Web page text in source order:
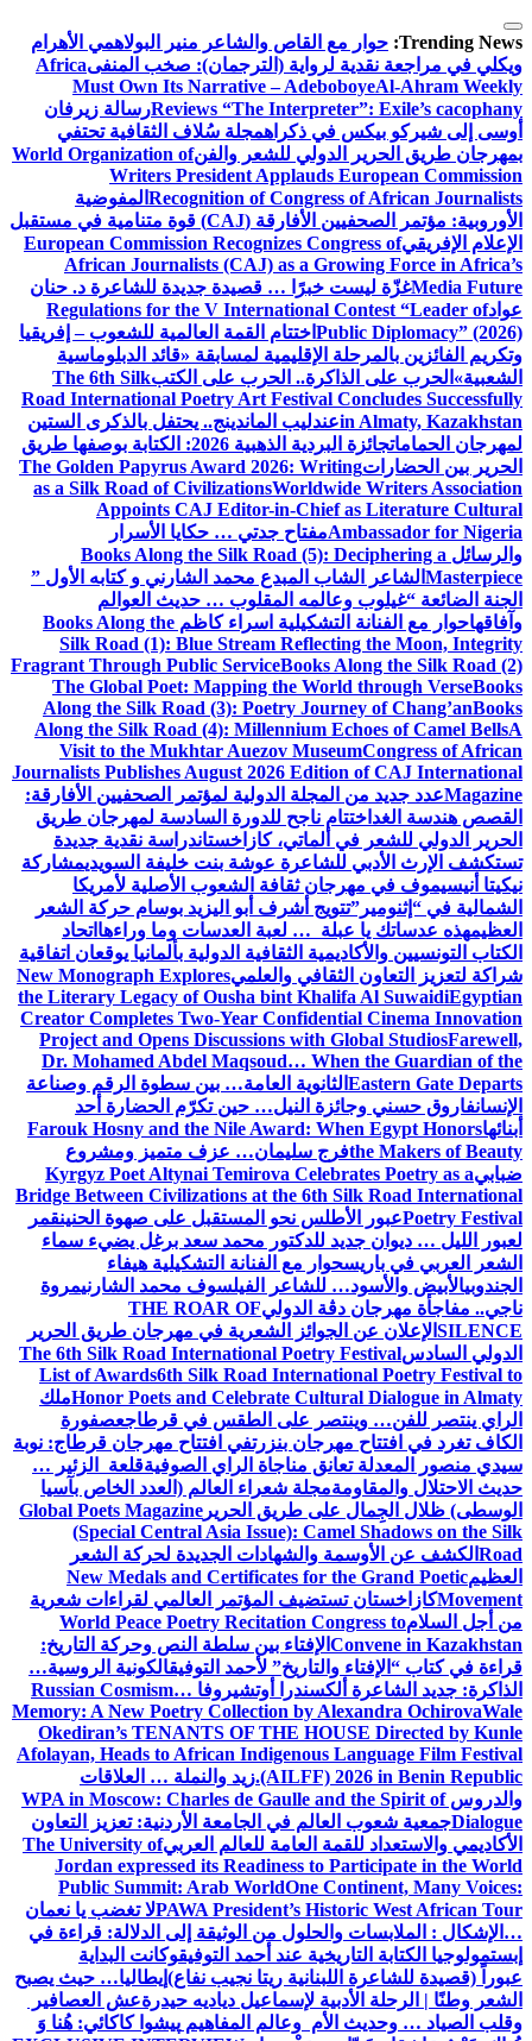
التجاوز
إلى
المحتوى
Trending News: حوار مع القاص والشاعر منير البولاهمي الأهرام
ويكلي في مراجعة نقدية لرواية (الترجمان): صخب المنفىAfrica
Must Own Its Narrative – AdeboboyeAl-Ahram Weekly
Reviews “The Interpreter”: Exile’s cacophanyرسالة زيرفان
أوسى إلى شيركو بيكس في ذكراهمجلة سُلاف الثقافية تحتفي
بمهرجان طريق الحرير الدولي للشعر والفنWorld Organization of
Writers President Applauds European Commission
Recognition of Congress of African Journalists المفوضية
الأوروبية: مؤتمر الصحفيين الأفارقة (CAJ) قوة متنامية في مستقبل
الإعلام الإفريقيEuropean Commission Recognizes Congress of
African Journalists (CAJ) as a Growing Force in Africa’s
Media Futureغزّة ليست خبرًا … قصيدة جديدة للشاعرة د. حنان
عوادRegulations for the V International Contest “Leader of
Public Diplomacy” (2026) اختتام القمة العالمية للشعوب – إفريقيا
وتكريم الفائزين بالمرحلة الإقليمية لمسابقة «قائد الدبلوماسية
الشعبية» الحرب على الذاكرة.. الحرب على الكتبThe 6th Silk
Road International Poetry Art Festival Concludes Successfully
in Almaty, Kazakhstanعندليب الماندينج.. يحتفل بالذكرى الستين
لمهرجان الحمامات
جائزة البردية الذهبية 2026: الكتابة بوصفها طريق
الحرير بين الحضاراتThe Golden Papyrus Award 2026: Writing
as a Silk Road of CivilizationsWorldwide Writers Association
Appoints CAJ Editor-in-Chief as Literature Cultural
Ambassador for Nigeriaمفتاح جدتي … حكايا الأسرار
والرسائل Books Along the Silk Road (5): Deciphering a
Masterpiece الشاعر الشاب المبدع محمد الشارني و كتابه الأول ”
الجنة الضائعة “غيلوب وعالمه المقلوب … حديث العوالم
وآفاقهاحوار مع الفنانة التشكيلية اسراء كاظم Books Along the
Silk Road (1): Blue Stream Reflecting the Moon, Integrity
Fragrant Through Public ServiceBooks Along the Silk Road (2)
The Global Poet: Mapping the World through VerseBooks
Along the Silk Road (3): Poetry Journey of Chang’anBooks
Along the Silk Road (4): Millennium Echoes of Camel BellsA
Visit to the Mukhtar Auezov MuseumCongress of African
Journalists Publishes August 2026 Edition of CAJ International
Magazineعدد جديد من المجلة الدولية لمؤتمر الصحفيين الأفارقة:
القصص هندسة الغد اختتام ناجح للدورة السادسة لمهرجان طريق
الحرير الدولي للشعر في ألماتي، كازاخستاندراسة نقدية جديدة
تستكشف الإرث الأدبي للشاعرة عوشة بنت خليفة السويديمشاركة
نيكيتا أنيسيموف في مهرجان ثقافة الشعوب الأصلية لأمريكا
الشمالية في “إثنومير”تتويج أشرف أبو اليزيد بوسام حركة الشعر
العظيمهذه عدساتك يا عبلة … لعبة العدسات وما وراءها اتحاد
الكتاب التونسيين والأكاديمية الثقافية الدولية بألمانيا يوقعان اتفاقية
شراكة لتعزيز التعاون الثقافي والعلميNew Monograph Explores
the Literary Legacy of Ousha bint Khalifa Al SuwaidiEgyptian
Creator Completes Two-Year Confidential Cinema Innovation
Project and Opens Discussions with Global StudiosFarewell,
Dr. Mohamed Abdel Maqsoud… When the Guardian of the
Eastern Gate Departs الثانوية العامة… بين سطوة الرقم وصناعة
الإنسانفاروق حسني وجائزة النيل… حين تكرّم الحضارة أحد
أبنائهاFarouk Hosny and the Nile Award: When Egypt Honors
the Makers of Beautyفرج سليمان… عزف متميز ومشروع
ضبابيKyrgyz Poet Altynai Temirova Celebrates Poetry as a
Bridge Between Civilizations at the 6th Silk Road International
Poetry Festivalعبور الأطلس نحو المستقبل على صهوة الحنينقمر
لعبور الليل … ديوان جديد للدكتور محمد سعد برغل يضيء سماء
الشعر العربي في باريسحوار مع الفنانة التشكيلية هيفاء
الجندوبيالأبيض والأسود… للشاعر الفيلسوف محمد الشارنيمروة
ناجي.. مفاجأة مهرجان دڨة الدوليTHE ROAR OF
SILENCE الإعلان عن الجوائز الشعرية في مهرجان طريق الحرير
الدولي السادسThe 6th Silk Road International Poetry Festival
List of Awards6th Silk Road International Poetry Festival to
Honor Poets and Celebrate Cultural Dialogue in Almatyملك
الراي ينتصر للفن… وينتصر على الطقس في قرطاجعصفورة
الكاف تغرد في افتتاح مهرجان بنزرتفي افتتاح مهرجان قرطاج: نوبة
سيدي منصور المعدلة تعانق مناجاة الراي الصوفيةقلعة الزئير …
حديث الاحتلال والمقاومةمجلة شعراء العالم (العدد الخاص بآسيا
الوسطى) ظلال الجِمال على طريق الحرير Global Poets Magazine
(Special Central Asia Issue): Camel Shadows on the Silk
Road الكشف عن الأوسمة والشهادات الجديدة لحركة الشعر
العظيمNew Medals and Certificates for the Grand Poetic
Movementكازاخستان تستضيف المؤتمر العالمي لقراءات شعرية
من أجل السلامWorld Peace Poetry Recitation Congress to
Convene in Kazakhstan الإفتاء بين سلطة النص وحركة التاريخ:
قراءة في كتاب “الإفتاء والتاريخ” لأحمد التوفيقالكونية الروسية…
الذاكرة: جديد الشاعرة ألكسندرا أوتشيروفا Russian Cosmism…
Memory: A New Poetry Collection by Alexandra OchirovaWale
Okediran’s TENANTS OF THE HOUSE Directed by Kunle
Afolayan, Heads to African Indigenous Language Film Festival
(AILFF) 2026 in Benin Republic. زيد والنملة … العلاقات
والدروسWPA in Moscow: Charles de Gaulle and the Spirit of
Dialogueجمعية شعوب العالم في الجامعة الأردنية: تعزيز التعاون
الأكاديمي والاستعداد للقمة العامة للعالم العربيThe University of
Jordan expressed its Readiness to Participate in the World
Public Summit: Arab WorldOne Continent, Many Voices:
PAWA President’s Historic West African Tourلا تغضب يا نعمان
…الإشكال : الملابسات والحلول من الوثيقة إلى الدلالة: قراءة في
إبستمولوجيا الكتابة التاريخية عند أحمد التوفيقوكانت البداية
عبوراً (قصيدة للشاعرة اللبنانية ريتا نجيب نفاع) إيطاليا… حيث يصبح
الشعر وطنًا | الرحلة الأدبية لإسماعيل دياديه حيدرةعش العصافير
وقلب الصياد … وحديث الأم وعالم المفاهيم پیشوا کاکائي: هُنا وَ